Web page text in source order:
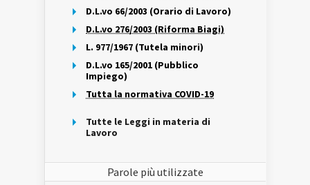
D.L.vo 66/2003 (Orario di Lavoro)
D.L.vo 276/2003 (Riforma Biagi)
L. 977/1967 (Tutela minori)
D.L.vo 165/2001 (Pubblico
Impiego)
Tutta la normativa COVID-19
Tutte le Leggi in materia di
Lavoro
Parole più utilizzate